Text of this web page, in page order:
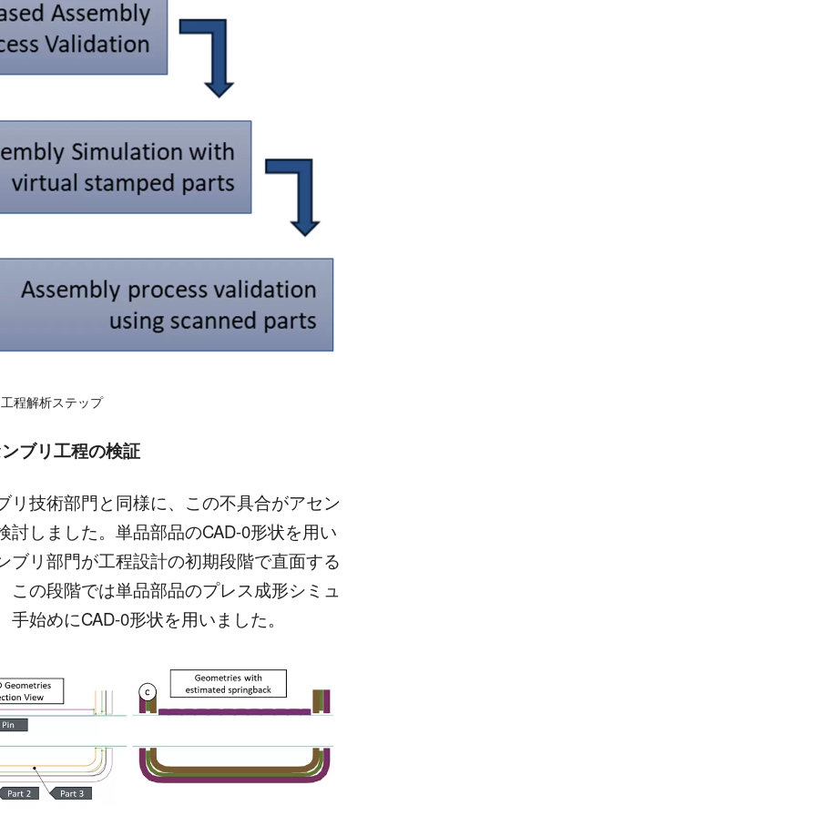
程解析ステップ
ブリ工程の検証
リ技術部門と同様に、この不具合がアセン
しました。単品部品のCAD-0形状を用い
リ部門が工程設計の初期段階で直面する
の段階では単品部品のプレス成形シミュ
始めにCAD-0形状を用いました。